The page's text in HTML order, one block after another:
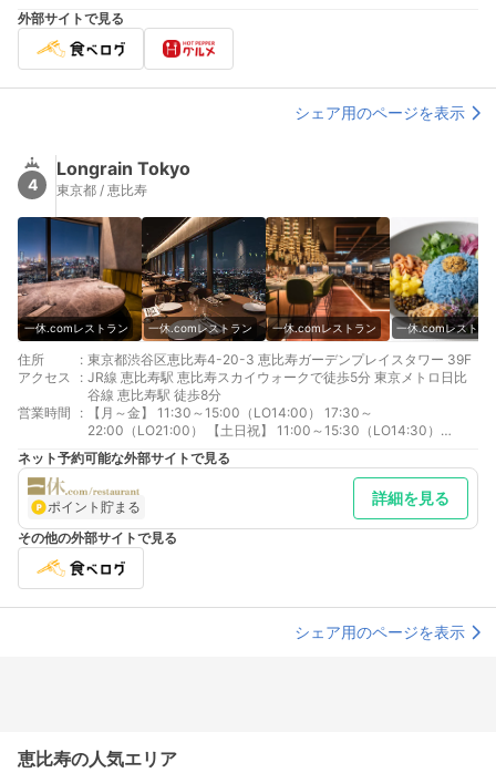
外部サイトで見る
シェア用のページを表示
4
Longrain Tokyo
東京都 / 恵比寿
一休.comレストラン 一休.comレストラン 一休.comレストラン 一休.comレストラ
住所 : 東京都渋谷区恵比寿4-20-3 恵比寿ガーデンプレイスタワー 39F
アクセス
: JR線 恵比寿駅 恵比寿スカイウォークで徒歩5分 東京メトロ日比
谷線 恵比寿駅 徒歩8分
営業時間
:
【月～金】 11:30～15:00（LO14:00） 17:30～
22:00（LO21:00） 【土日祝】 11:00～15:30（LO14:30）
17:30～22:00（LO21:00）
ネット予約可能な外部サイトで見る
ポイント貯まる 詳細を見る
その他の外部サイトで見る
シェア用のページを表示
恵比寿の人気エリア